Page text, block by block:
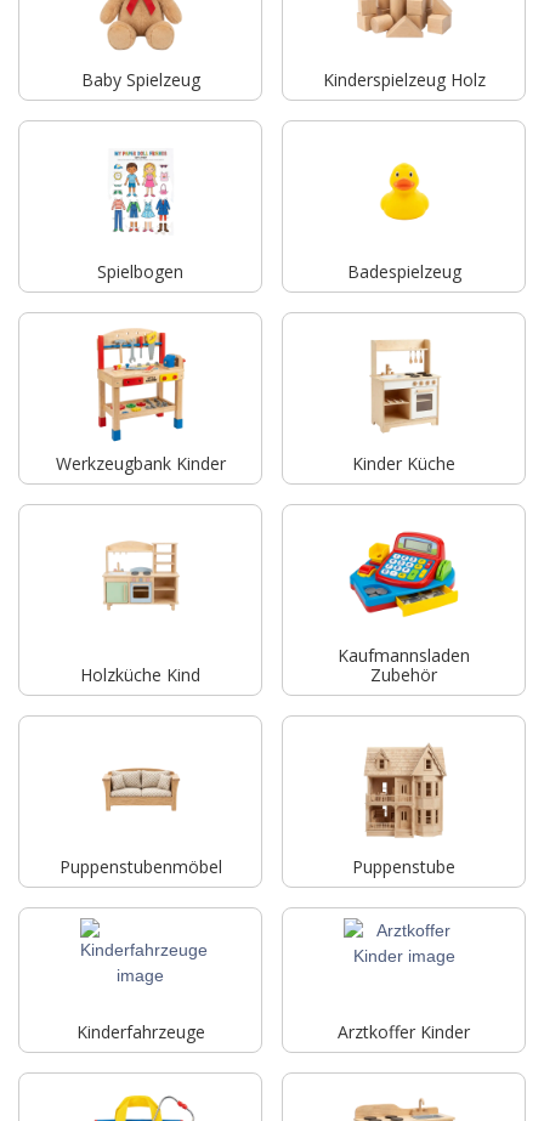
Baby Spielzeug Kinderspielzeug Holz
Spielbogen Badespielzeug
Werkzeugbank Kinder Kinder Küche
Holzküche Kind
Kaufmannsladen
Zubehör
Puppenstubenmöbel Puppenstube
Kinderfahrzeuge Arztkoffer Kinder